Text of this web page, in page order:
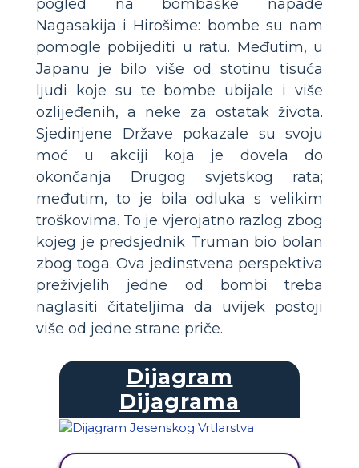
pogled na bombaške napade
Nagasakija i Hirošime: bombe su nam
pomogle pobijediti u ratu. Međutim, u
Japanu je bilo više od stotinu tisuća
ljudi koje su te bombe ubijale i više
ozlijeđenih, a neke za ostatak života.
Sjedinjene Države pokazale su svoju
moć u akciji koja je dovela do
okončanja Drugog svjetskog rata;
međutim, to je bila odluka s velikim
troškovima. To je vjerojatno razlog zbog
kojeg je predsjednik Truman bio bolan
zbog toga. Ova jedinstvena perspektiva
preživjelih jedne od bombi treba
naglasiti čitateljima da uvijek postoji
više od jedne strane priče.
Dijagram
Dijagrama